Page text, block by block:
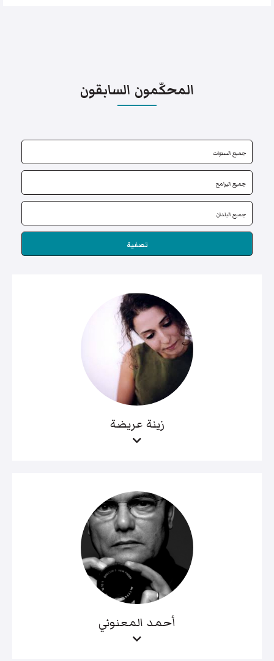
المحكّمون السابقون
تصفية
زينة عريضة
أحمد المعنوني